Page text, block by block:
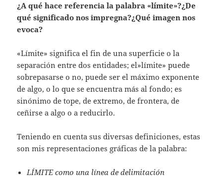
¿A qué hace referencia la palabra «límite»?¿De
qué significado nos impregna?¿Qué imagen nos
evoca?
«Límite» significa el fin de una superficie o la
separación entre dos entidades; el»límite» puede
sobrepasarse o no, puede ser el máximo exponente
de algo, o lo que se encuentra más al fondo; es
sinónimo de tope, de extremo, de frontera, de
ceñirse a algo o a reducirlo.
Teniendo en cuenta sus diversas definiciones, estas
son mis representaciones gráficas de la palabra:
LÍMITE como una línea de delimitación